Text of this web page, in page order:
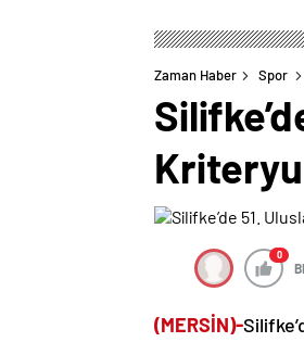
Zaman Haber Spor
0
(MERSİN)-